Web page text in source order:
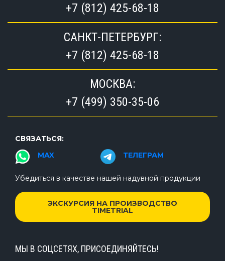
+7 (812) 425-68-18
САНКТ-ПЕТЕРБУРГ:
+7 (812) 425-68-18
МОСКВА:
+7 (499) 350-35-06
СВЯЗАТЬСЯ:
MAX
ТЕЛЕГРАМ
Убедиться в качестве нашей надувной продукции
ЭКСКУРСИЯ НА ПРОИЗВОДСТВО
TIMETRIAL
МЫ В СОЦСЕТЯХ, ПРИСОЕДИНЯЙТЕСЬ!